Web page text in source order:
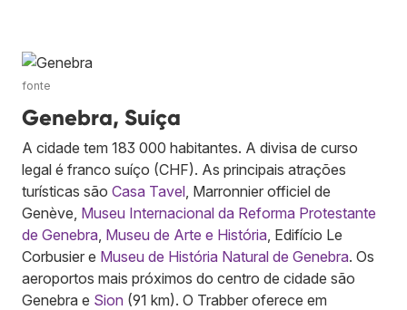
fonte
Genebra, Suíça
A cidade tem 183 000 habitantes. A divisa de curso
legal é franco suíço (CHF). As principais atrações
turísticas são Casa Tavel , Marronnier officiel de
Genève, Museu Internacional da Reforma Protestante
de Genebra Museu de Arte e História , Edifício Le
Corbusier e Museu de História Natural de Genebra. Os
aeroportos mais próximos do centro de cidade são
Genebra e Sion (91 km). O Trabber oferece em